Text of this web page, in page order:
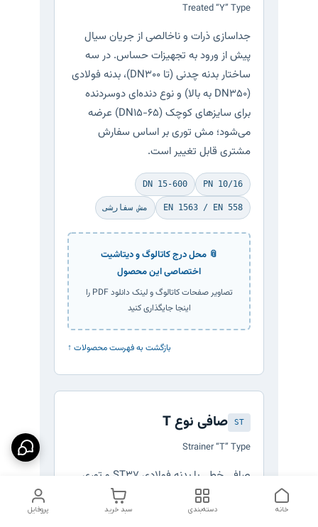
Treated “Y” Type
جداسازی ذرات و ناخالصی از جریان سیال
پیش از ورود به تجهیزات حساس. در سه
ساختار بدنه چدنی (تا DN300)، بدنه فولادی
(DN350 به بالا) و نوع دنده‌ای دوسردنده
برای سایزهای کوچک (DN15-65) عرضه
می‌شود؛ مش توری بر اساس سفارش
مشتری قابل تغییر است.
PN 10/16
DN 15-600
EN 1563 / EN 558 مش سفارشی
📎 محل درج کاتالوگ و دیتاشیت
اختصاصی این محصول
تصاویر صفحات کاتالوگ و لینک دانلود PDF را
اینجا جایگذاری کنید
↑ بازگشت به فهرست محصولات
ST صافی نوع T
Strainer “T” Type
صافی خطی با بدنه فولادی ST37 و توری
تا DN600) که در آن‌ها فیلتراسیون حجم
پروفایل سبد خرید دسته‌بندی خانه